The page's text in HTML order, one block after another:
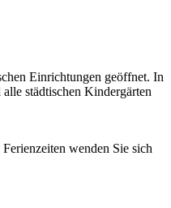
Einrichtungen geöffnet. In
städtischen Kindergärten
wenden Sie sich